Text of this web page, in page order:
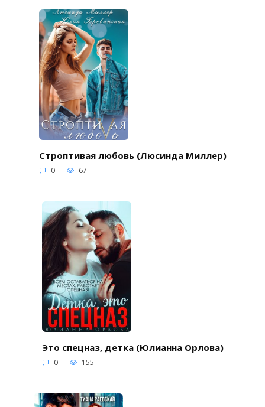
Строптивая любовь (Люсинда Миллер)
0 67
Это спецназ, детка (Юлианна Орлова)
0 155